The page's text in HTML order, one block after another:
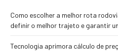
Como escolher a melhor rota
definir o melhor trajeto e garantir
Tecnologia aprimora cálculo de